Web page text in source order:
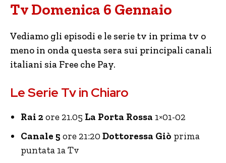
Tv Domenica 6 Gennaio
Vediamo gli episodi e le serie tv in prima tv o
meno in onda questa sera sui principali canali
italiani sia Free che Pay.
Le Serie Tv in Chiaro
Rai 2ore 21.05 La Porta Rossa 1×01-02
Canale 5 ore 21:20 Dottoressa Giò prima
puntata 1a Tv